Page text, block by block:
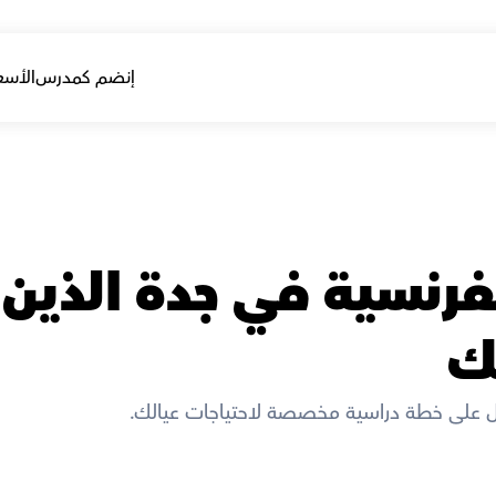
على خطة دراسية مخصصة لاحتياجات عيالك.
إنضم كمدرس